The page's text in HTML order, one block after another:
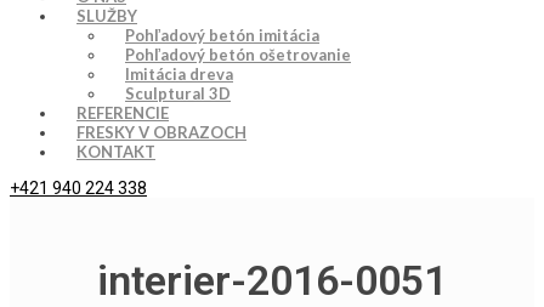
SLUŽBY
Pohľadový betón imitácia
Pohľadový betón ošetrovanie
Imitácia dreva
Sculptural 3D
REFERENCIE
FRESKY V OBRAZOCH
KONTAKT
+421 940 224 338
interier-2016-0051